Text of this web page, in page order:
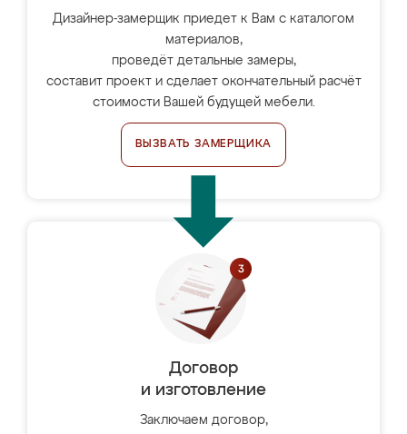
Дизайнер-замерщик приедет к Вам с каталогом
материалов,
проведёт детальные замеры,
составит проект и сделает окончательный расчёт
стоимости Вашей будущей мебели.
ВЫЗВАТЬ ЗАМЕРЩИКА
Договор
и изготовление
Заключаем договор,